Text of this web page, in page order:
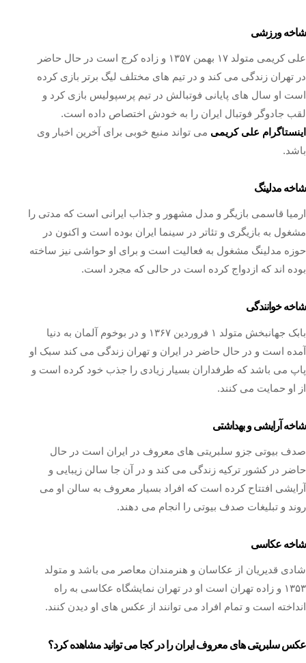
شاخه ورزشی
علی کریمی متولد ۱۷ بهمن ۱۳۵۷ و زاده کرج است در حال حاضر
در تهران زندگی می کند و در تیم های مختلف لیگ برتر بازی کرده
است او سال های پایانی فوتبالش در تیم پرسپولیس بازی کرد و
لقب جادوگر فوتبال ایران را به خودش اختصاص داده است.
اینستاگرام علی کریمی می تواند منبع خوبی برای آخرین اخبار وی
باشد.
شاخه مدلینگ
ارمیا قاسمی بازیگر و مدل مشهور و جذاب ایرانی است که مدتی را
مشغول به بازیگری و تئاتر در سینما ایران بوده است و اکنون در
حوزه مدلینگ مشغول به فعالیت است و برای او حواشی نیز ساخته
بوده اند که ازدواج کرده است در حالی که مجرد است.
شاخه خوانندگی
بابک جهانبخش متولد ۱ فروردین ۱۳۶۷ و در بوخوم آلمان به دنیا
آمده است و در حال حاضر در ایران و تهران زندگی می کند سبک او
پاپ می باشد که طرفداران بسیار زیادی را جذب خود کرده است و
از او حمایت می کنند.
شاخه آرایشی و بهداشتی
صدف بیوتی جزو سلبریتی های معروف در ایران است در حال
حاضر در کشور ترکیه زندگی می‌ کند و در آن جا سالن زیبایی و
آرایشی افتتاح کرده است که افراد بسیار معروف به سالن او می
روند و تبلیغات صدف بیوتی را انجام می ‌دهند.
شاخه عکاسی
شادی قدیریان از عکاسان و هنرمندان معاصر می باشد و متولد
۱۳۵۳ و زاده تهران است او در تهران نمایشگاه عکاسی به راه
انداخته است و تمام افراد می توانند از عکس های او دیدن کنند.
عکس سلبریتی های معروف ایران را در کجا می توانید مشاهده کرد؟